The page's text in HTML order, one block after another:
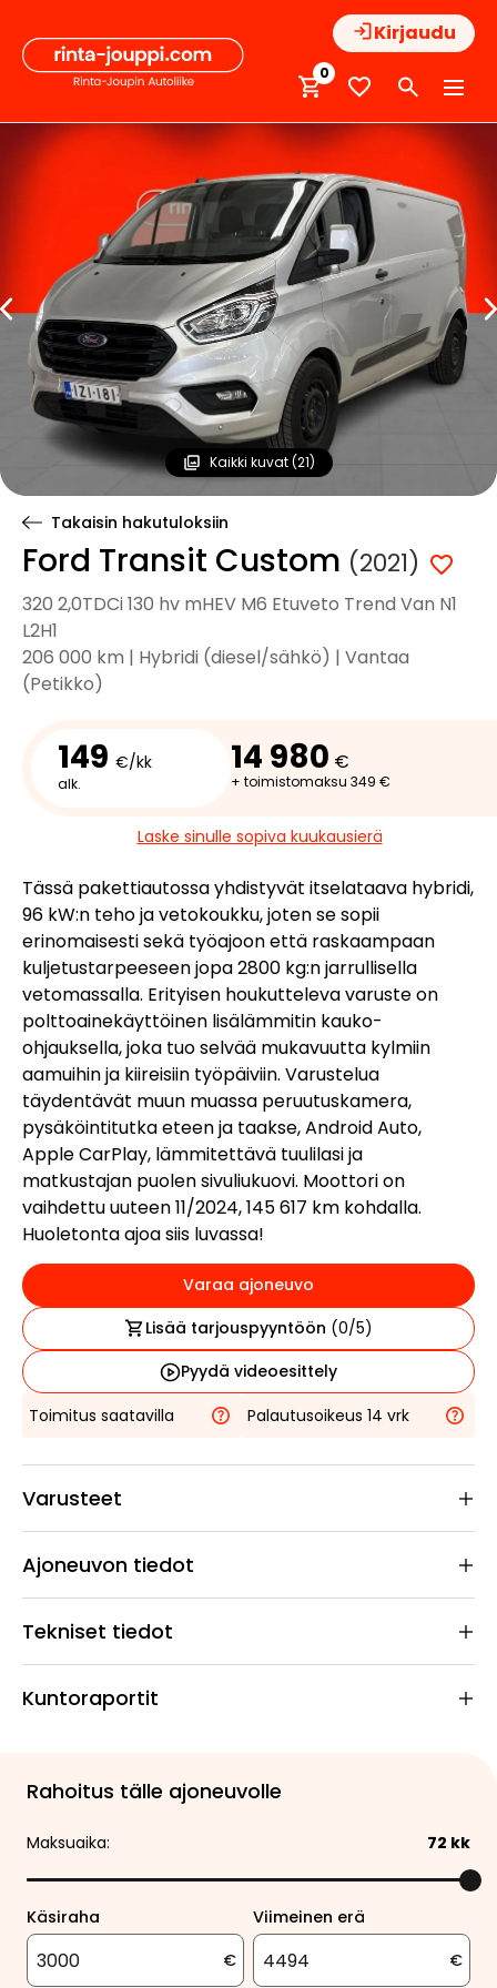
sisältöön
Kirjaudu
0
Kaikki kuvat (21)
Takaisin hakutuloksiin
Ford Transit Custom (2021)
320 2,0TDCi 130 hv mHEV M6 Etuveto Trend Van N1
L2H1
206 000 km | Hybridi (diesel/sähkö) | Vantaa
(Petikko)
149 €/kk
alk.
14 980 €
+ toimistomaksu 349 €
Laske sinulle sopiva kuukausierä
Tässä pakettiautossa yhdistyvät itselataava hybridi,
96 kW:n teho ja vetokoukku, joten se sopii
erinomaisesti sekä työajoon että raskaampaan
kuljetustarpeeseen jopa 2800 kg:n jarrullisella
vetomassalla. Erityisen houkutteleva varuste on
polttoainekäyttöinen lisälämmitin kauko-
ohjauksella, joka tuo selvää mukavuutta kylmiin
aamuihin ja kiireisiin työpäiviin. Varustelua
täydentävät muun muassa peruutuskamera,
pysäköintitutka eteen ja taakse, Android Auto,
Apple CarPlay, lämmitettävä tuulilasi ja
matkustajan puolen sivuliukuovi. Moottori on
vaihdettu uuteen 11/2024, 145 617 km kohdalla.
Huoletonta ajoa siis luvassa!
Varaa ajoneuvo
Lisää tarjouspyyntöön (0/5)
Pyydä videoesittely
Toimitus saatavilla
Palautusoikeus 14 vrk
Varusteet
Ajoneuvon tiedot
Tekniset tiedot
Kuntoraportit
Rahoitus tälle ajoneuvolle
Maksuaika: 72 kk
Käsiraha
€
Viimeinen erä
€